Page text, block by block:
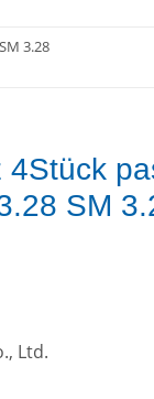
SM 3.28
SM
Ltd.